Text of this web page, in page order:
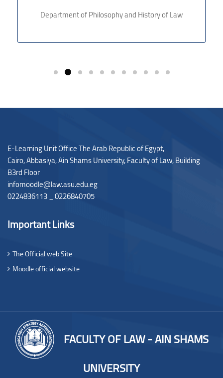
Department of Philosophy and History of Law
E-Learning Unit Office The Arab Republic of Egypt,
Cairo, Abbasiya, Ain Shams University, Faculty of Law,Building
B3rd Floor
infomoodle@law.asu.edu.eg
0224836113 _ 0226840705
Important Links
The Official web Site
Moodle official website
FACULTY OF LAW - AIN SHAMS
UNIVERSITY